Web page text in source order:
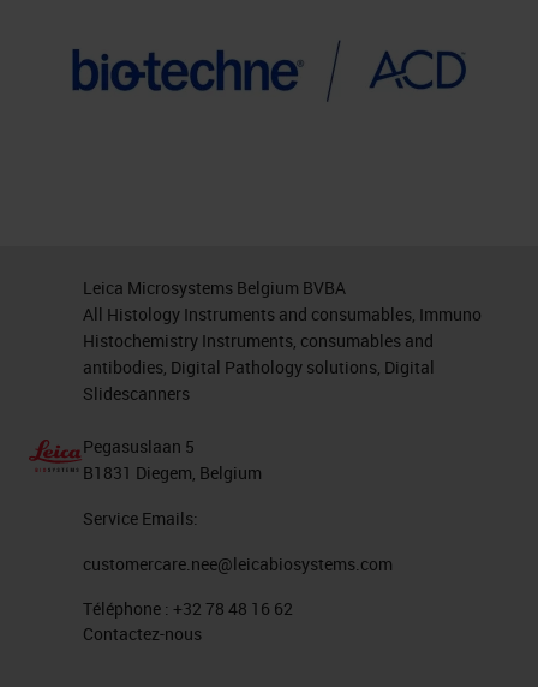
Leica Microsystems Belgium BVBA
All Histology Instruments and consumables, Immuno
Histochemistry Instruments, consumables and
antibodies, Digital Pathology solutions, Digital
Slidescanners
Pegasuslaan 5
B1831 Diegem, Belgium
Service Emails:
customercare.nee@leicabiosystems.com
Téléphone : +32 78 48 16 62
Contactez-nous